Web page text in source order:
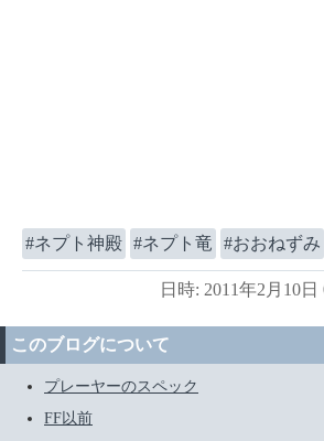
ネプト神殿 ネプト竜 おおねずみ
日時: 2011年2月10日
このブログについて
プレーヤーのスペック
FF以前